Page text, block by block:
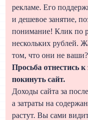
рекламе. Его
и дешевое занятие,
понимание! Клик по
нескольких рублей.
том, что они не ваши?
Просьба отнестись
покинуть сайт.
Доходы сайта за
а затраты на
растут. Вы сами